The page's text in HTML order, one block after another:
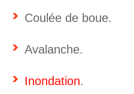
Coulée de boue.
Avalanche.
Inondation.